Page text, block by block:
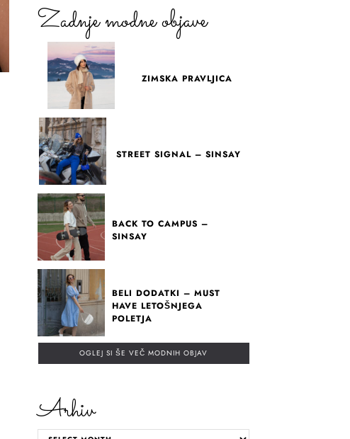
Zadnje modne objave
ZIMSKA PRAVLJICA
STREET SIGNAL – SINSAY
BACK TO CAMPUS –
SINSAY
BELI DODATKI – MUST
HAVE LETOŠNJEGA
POLETJA
OGLEJ SI ŠE VEČ MODNIH OBJAV
Arhiv
ARHIV